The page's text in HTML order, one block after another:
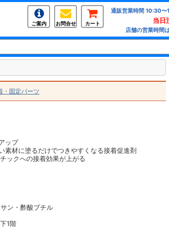
ご案内 お問合せ カート
通販営業時間 10:30〜
当日
店舗の営業時間
・固定パーツ
ップ
材に塗るだけでつきやすくなる接着促進剤
ックへの接着効果が上がる
ン・酢酸ブチル
1階